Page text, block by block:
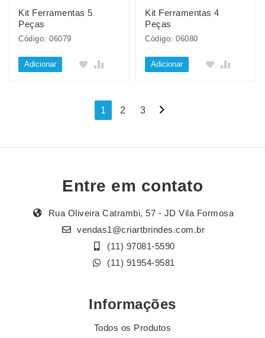
Kit Ferramentas 5
Peças
Código: 06079
Adicionar
Kit Ferramentas 4
Peças
Código: 06080
Adicionar
Navegação
1 2 3
Entre em contato
Rua Oliveira Catrambi, 57 - JD Vila Formosa
vendas1@criartbrindes.com.br
(11) 97081-5590
(11) 91954-9581
Informações
Todos os Produtos